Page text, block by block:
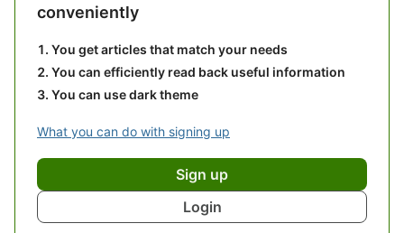
conveniently
You get articles that match your needs
You can efficiently read back useful information
You can use dark theme
What you can do with signing up
Sign up
Login